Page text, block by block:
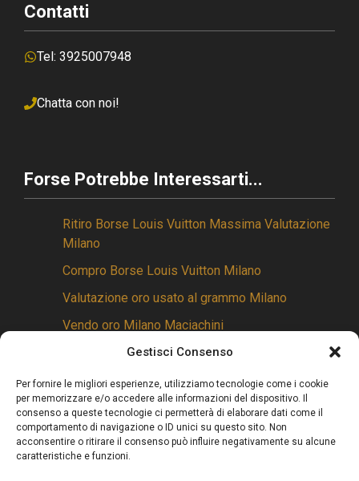
Gestisci Consenso
Per fornire le migliori esperienze, utilizziamo tecnologie come i cookie
per memorizzare e/o accedere alle informazioni del dispositivo. Il
consenso a queste tecnologie ci permetterà di elaborare dati come il
comportamento di navigazione o ID unici su questo sito. Non
acconsentire o ritirare il consenso può influire negativamente su alcune
caratteristiche e funzioni.
Contatti
Tel: 3925007948
Chatta con noi!
Forse Potrebbe Interessarti...
Ritiro Borse Louis Vuitton Massima Valutazione
Milano
Compro Borse Louis Vuitton Milano
Valutazione oro usato al grammo Milano
Vendo oro Milano Maciachini
Compro e vendo oro Milano
Leggi L'informativa privacy-Cookie Policy (UE)-